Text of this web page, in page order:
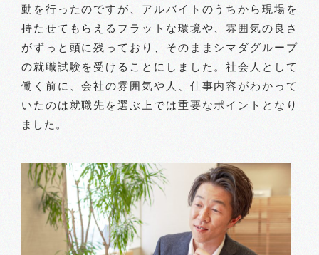
動を行ったのですが、アルバイトのうちから現場を
持たせてもらえるフラットな環境や、雰囲気の良さ
がずっと頭に残っており、そのままシマダグループ
の就職試験を受けることにしました。社会人として
働く前に、会社の雰囲気や人、仕事内容がわかって
いたのは就職先を選ぶ上では重要なポイントとなり
ました。